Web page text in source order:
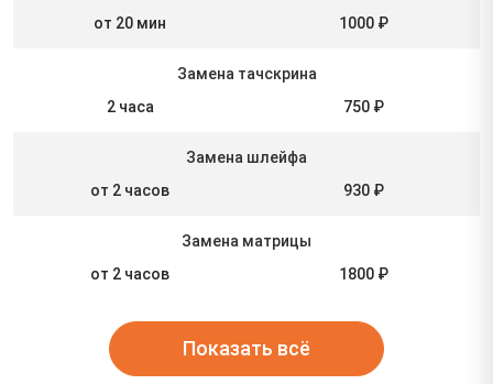
от 20 мин
1000 ₽
Замена тачскрина
2 часа
750 ₽
Замена шлейфа
от 2 часов
930 ₽
Замена матрицы
от 2 часов
1800 ₽
Показать всё